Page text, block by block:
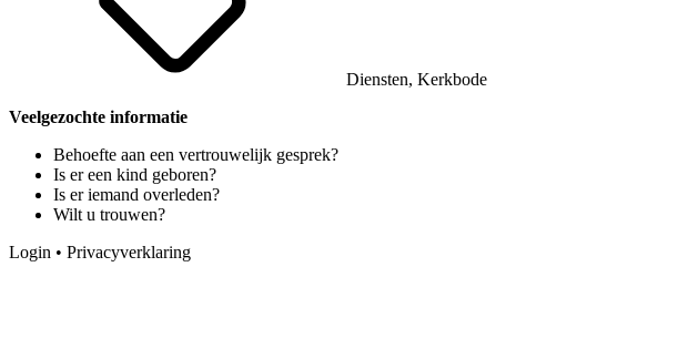
Diensten, Kerkbode
Veelgezochte informatie
Behoefte aan een vertrouwelijk gesprek?
Is er een kind geboren?
Is er iemand overleden?
Wilt u trouwen?
Login • Privacyverklaring